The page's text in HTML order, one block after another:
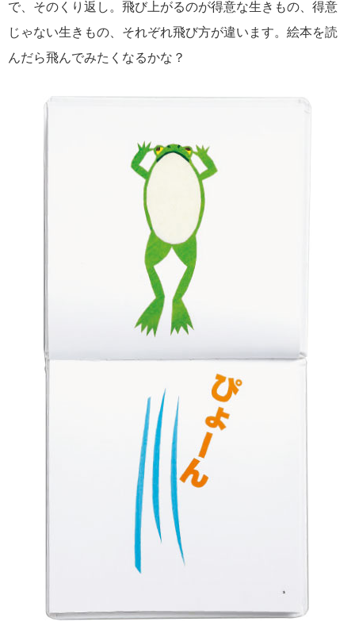
で、そのくり返し。飛び上がるのが得意な生きもの、得意
じゃない生きもの、それぞれ飛び方が違います。絵本を読
んだら飛んでみたくなるかな？